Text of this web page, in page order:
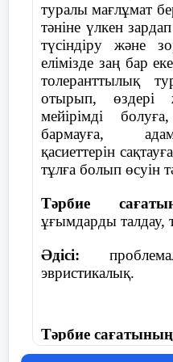
Қазақта бар қонақжай кең
Дастарханнан төгіледі ақ
Сәлем беру – әдептің бір
Үлкенге құрмет көрсету –
Той-думанда жаңғырады
Домбыраның үні – ұлттың
Қазіргі де қоғамда
Қаулы:
Әрбір оқушы І
бағалармен
қарасын.
Сынып
Оқушылардың
кітап
Хатшы:
жарияланды.
2-қазанда
ТМ-13»
қазақтың
Әубәкіров
ұшты.
29-тамызда
полигоны
1994 жыл:
Талғат
ғарыш
Ұлыбритания,
Америка
туралы мағлұмат
тәніне үлкен
түсіндіру және
елімізде заң бар
толеранттылық
отырып, өздері
мейірімді
бармауға,
қасиеттерін
тұлға болып өсуін
Тәрбие
ұғымдарды талдау,
Әдісі:
эвристикалық.
Тәрбие